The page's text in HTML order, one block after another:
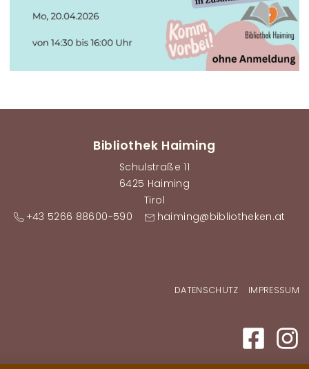
Bibliothek Haiming
Schulstraße 11
6425 Haiming
Tirol
+43 5266 88600-590
haiming@bibliotheken.at
DATENSCHUTZ IMPRESSUM